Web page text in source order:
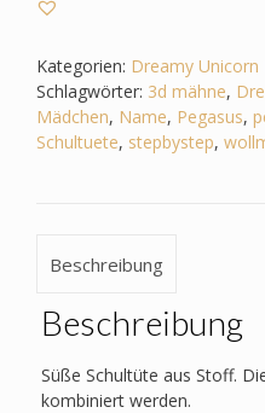
Dreamy
Pferd
3D
Mähne,Wollmähne_Pegasus
Menge
Kategorien: Dreamy Unicorn
Schlagwörter: 3d mähne,
Mädchen, Name, Pegasus,
Schultuete, stepbystep,
Beschreibung
Beschreibung
Süße Schultüte aus Stoff.
kombiniert werden.